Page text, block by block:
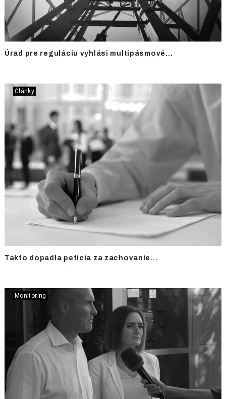
Úrad pre reguláciu vyhlási multipásmové...
Články
Takto dopadla petícia za zachovanie...
Monitoring